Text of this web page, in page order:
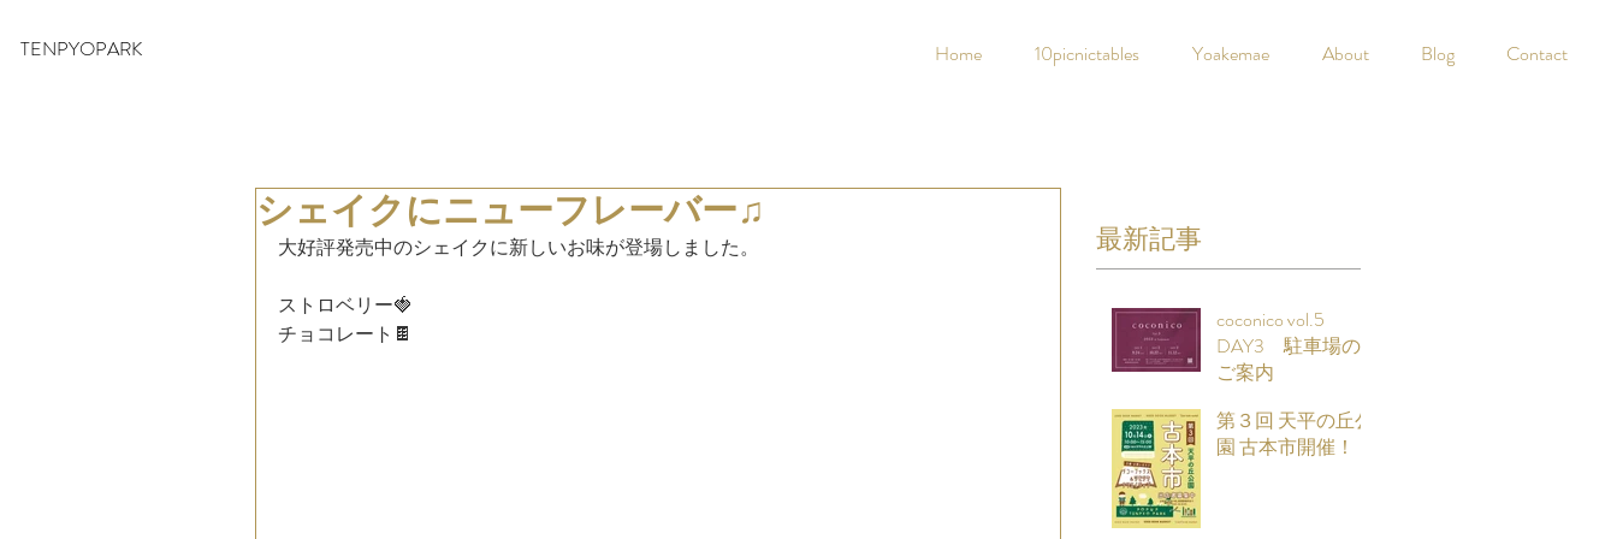
Home 10picnictables Yoakemae About Blog Contact
TENPYOPARK
シェイクにニューフレーバー♫
大好評発売中のシェイクに新しいお味が登場しました。
ストロベリー🍓
チョコレート🍫
最新記事
coconico vol.5
DAY3 駐車場の
ご案内
第３回 天平の丘公
園 古本市開催！